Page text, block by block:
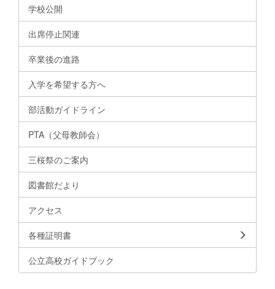
学校公開
出席停止関連
卒業後の進路
入学を希望する方へ
部活動ガイドライン
PTA（父母教師会）
三桜祭のご案内
図書館だより
アクセス
各種証明書
公立高校ガイドブック